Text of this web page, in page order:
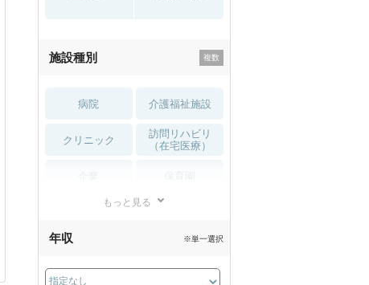
施設種別
病院 介護福祉施設
クリニック
訪問リハビリ
（在宅医療）
薬局・
もっと見る
年収 ※単一選択